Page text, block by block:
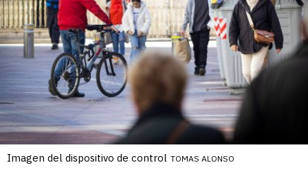
Imagen del dispositivo de control TOMAS ALONSO